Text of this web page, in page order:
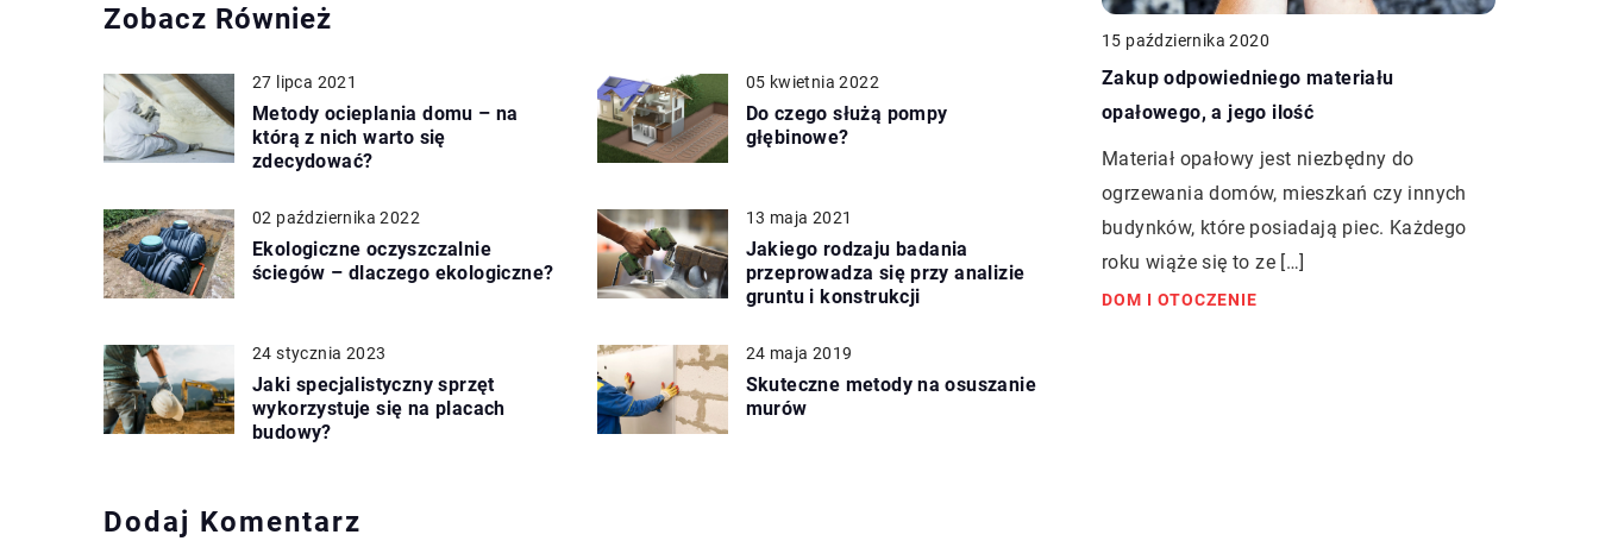
Zobacz Również
27 lipca 2021
Metody ocieplania domu – na
którą z nich warto się
zdecydować?
05 kwietnia 2022
Do czego służą pompy
głębinowe?
02 października 2022
Ekologiczne oczyszczalnie
ściegów – dlaczego ekologiczne?
13 maja 2021
Jakiego rodzaju badania
przeprowadza się przy analizie
gruntu i konstrukcji
24 stycznia 2023
Jaki specjalistyczny sprzęt
wykorzystuje się na placach
budowy?
24 maja 2019
Skuteczne metody na osuszanie
murów
Dodaj Komentarz
15 października 2020
Zakup odpowiedniego materiału
opałowego, a jego ilość
Materiał opałowy jest niezbędny do
ogrzewania domów, mieszkań czy innych
budynków, które posiadają piec. Każdego
roku wiąże się to ze […]
DOM I OTOCZENIE